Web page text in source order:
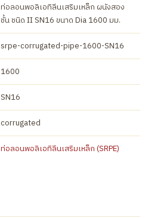
ท่อลอนพอลิเอทิลีนเสริมเหล็ก ผนังสอง
ชั้น ชนิด II SN16 ขนาด Dia 1600 มม.
srpe-corrugated-pipe-1600-SN16
1600
SN16
corrugated
ท่อลอนพอลิเอทิลีนเสริมเหล็ก (SRPE)